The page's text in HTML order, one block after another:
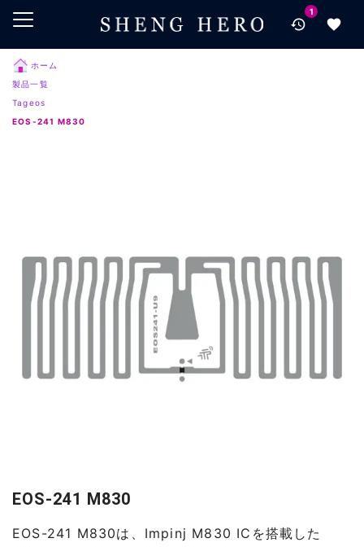
メインコンテンツにスキップ
検索にスキップ
フッターにスキップ
1
ホーム
製品一覧
Tageos
EOS-241 M830
EOS-241 M830
EOS-241 M830は、Impinj M830 ICを搭載した